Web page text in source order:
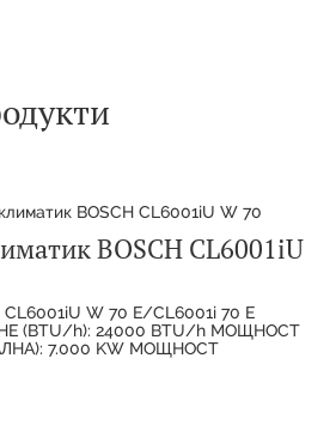
BOSCH CL6001iU
W 70 E/CL6001i 70 E
(BTU/h): 24000 BTU/h МОЩНОСТ
7.000 KW МОЩНОСТ